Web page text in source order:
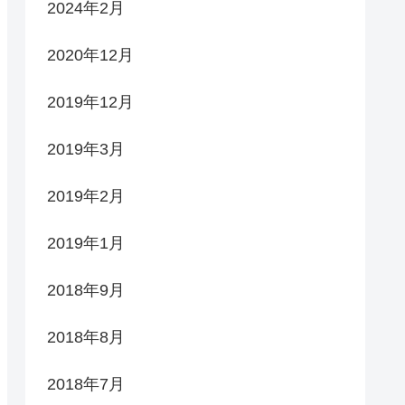
2024年2月
2020年12月
2019年12月
2019年3月
2019年2月
2019年1月
2018年9月
2018年8月
2018年7月